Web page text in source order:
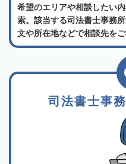
希望のエリアや相談したい
索。該当する司法書士事務
文や所在地などで相談先をご
司法書士事